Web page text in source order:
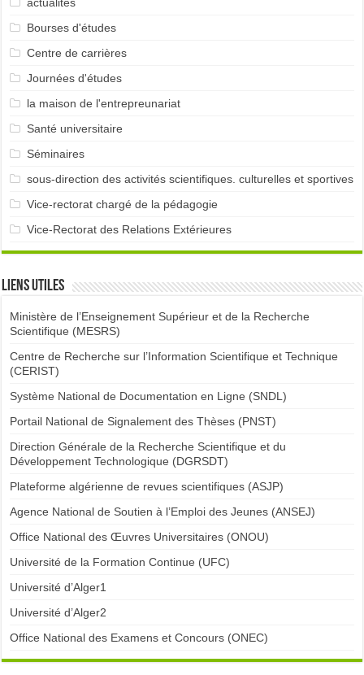
actualités
Bourses d'études
Centre de carrières
Journées d'études
la maison de l'entrepreunariat
Santé universitaire
Séminaires
sous-direction des activités scientifiques. culturelles et sportives
Vice-rectorat chargé de la pédagogie
Vice-Rectorat des Relations Extérieures
Liens utiles
Ministère de l’Enseignement Supérieur et de la Recherche
Scientifique (MESRS)
Centre de Recherche sur l’Information Scientifique et Technique
(CERIST)
Système National de Documentation en Ligne (SNDL)
Portail National de Signalement des Thèses (PNST)
Direction Générale de la Recherche Scientifique et du
Développement Technologique (DGRSDT)
Plateforme algérienne de revues scientifiques (ASJP)
Agence National de Soutien à l’Emploi des Jeunes (ANSEJ)
Office National des Œuvres Universitaires (ONOU)
Université de la Formation Continue (UFC)
Université d’Alger1
Université d’Alger2
Office National des Examens et Concours (ONEC)